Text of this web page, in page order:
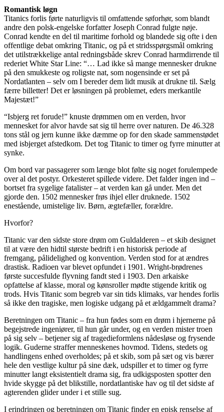
Romantisk løgn
Titanics forlis førte naturligvis til omfattende søforhør, som blandt
andre den polsk-engelske forfatter Joseph Conrad fulgte nøje.
Conrad kendte en del til maritime forhold og blandede sig ofte i den
offentlige debat omkring Titanic, og på et stridsspørgsmål omkring
det utilstrækkelige antal redningsbåde skrev Conrad harmdirrende til
rederiet White Star Line: “… Lad ikke så mange mennesker drukne
på den smukkeste og roligste nat, som nogensinde er set på
Nordatlanten – selv om I bereder dem lidt musik at drukne til. Sælg
færre billetter! Det er løsningen på problemet, eders merkantile
Majestæt!”
“Isbjerg ret forude!” knuste drømmen om en verden, hvor
mennesket for alvor havde sat sig til herre over naturen. De 46.328
tons stål og jern kunne ikke dæmme op for den skade sammenstødet
med isbjerget afstedkom. Det tog Titanic to timer og fyrre minutter at
synke.
Om bord var passagerer som længe blot følte sig noget forulempede
over al det postyr. Orkesteret spillede videre. Det falder ingen ind –
bortset fra sygelige fatalister – at verden kan gå under. Men det
gjorde den. 1502 mennesker frøs ihjel eller druknede. 1502
enestående, umistelige liv. Børn, ægtefæller, forældre.
Hvorfor?
Titanic var den sidste store drøm om Guldalderen – et skib designet
til at være den hidtil største bedrift i en historisk periode af
fremgang, pålidelighed og konvention. Verden stod for at ændres
drastisk. Radioen var blevet opfundet i 1901. Wright-brødrenes
første succesfulde flyvning fandt sted i 1903. Den arkaiske
opfattelse af klasse, moral og kønsroller mødte stigende kritik og
trods. Hvis Titanic som begreb var sin tids klimaks, var hendes forlis
så ikke den tragiske, men logiske udgang på et ældgammelt drama?
Beretningen om Titanic – fra hun fødes som en drøm i hjernerne på
begejstrede ingeniører, til hun går under, og en verden mister troen
på sig selv – betjener sig af tragedieformlens nådesløse og frysende
logik. Guderne straffer menneskenes hovmod. Tidens, stedets og
handlingens enhed overholdes; på et skib, som på sæt og vis bærer
hele den vestlige kultur på sine dæk, udspiller et to timer og fyrre
minutter langt eksistentielt drama sig, fra udkigsposten spotter den
hvide skygge på det blikstille, nordatlantiske hav og til det sidste af
agterenden glider under i et stille sug.
I erindringen og beretningen om Titanic finder en episk renselse af